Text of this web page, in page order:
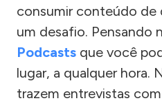
consumir conteúdo de
um desafio. Pensando
Podcasts que você
lugar, a qualquer hora.
trazem entrevistas